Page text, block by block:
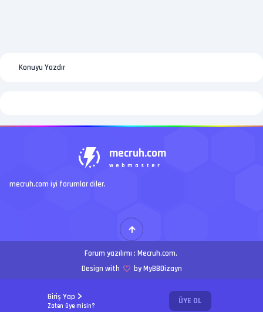
Giriş Yap
Zaten üye misin? ÜYE OL
Konuyu Yazdır
mecruh.com
webmaster
mecruh.com iyi forumlar diler.
Forum yazılımı : Mecruh.com.
Design with
by MyBBDizayn